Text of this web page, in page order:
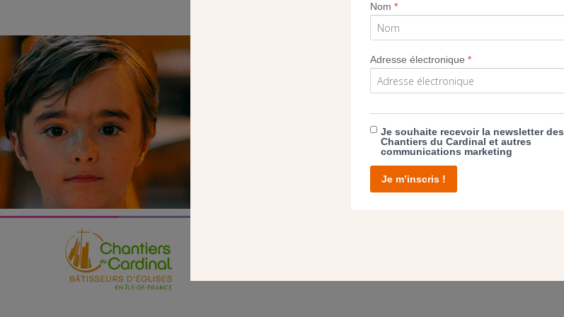
SEUL VOTRE DON
NOUS PERMET D’AGIR
Nom*
Adresse électronique*
Je souhaite recevoir la newsletter des
Chantiers du Cardinal et autres
communications marketing
Je m’inscris !